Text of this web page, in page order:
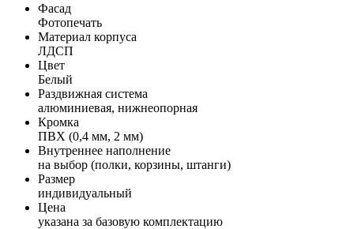
Фасад
Фотопечать
Материал корпуса
ЛДСП
Цвет
Белый
Раздвижная система
алюминиевая, нижнеопорная
Кромка
ПВХ (0,4 мм, 2 мм)
Внутреннее наполнение
на выбор (полки, корзины, штанги)
Размер
индивидуальный
Цена
указана за базовую комплектацию